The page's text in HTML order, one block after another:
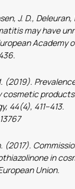
J. D.,
may have
Academy
(2019).
44(4), 411–413.
(2017).
in
Union.